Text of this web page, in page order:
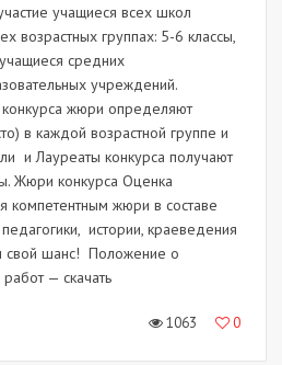
учащиеся всех школ
возрастных группах: 5-6 классы,
средних
учреждений.
жюри определяют
в каждой возрастной группе и
и Лауреаты конкурса получают
Жюри конкурса Оценка
компетентным жюри в составе
истории, краеведения
свой шанс! Положение о
— скачать
1063 0